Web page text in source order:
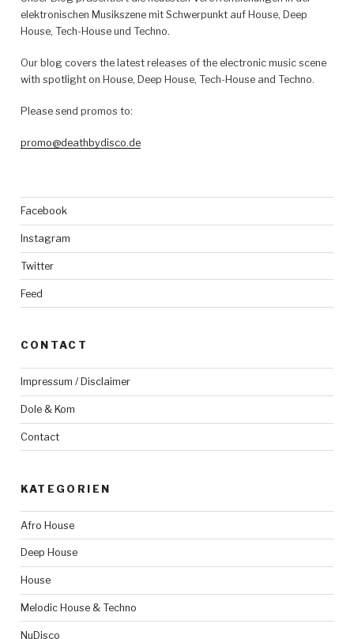
belle“
elektronischen Musikszene mit Schwerpunkt auf House, Deep
House, Tech-House und Techno.
Our blog covers the latest releases of the electronic music scene
with spotlight on House, Deep House, Tech-House and Techno.
Please send promos to:
promo@deathbydisco.de
Facebook
Instagram
Twitter
Feed
CONTACT
Impressum / Disclaimer
Dole & Kom
Contact
KATEGORIEN
Afro House
Deep House
House
Melodic House & Techno
NuDisco